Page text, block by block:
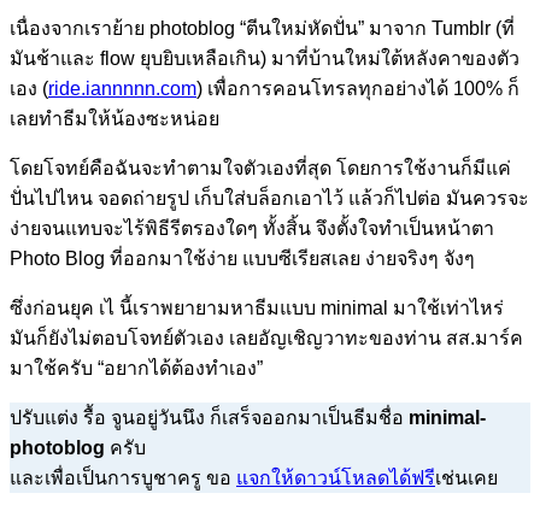
เนื่องจากเราย้าย photoblog “ตีนใหม่หัดปั่น” มาจาก Tumblr (ที่
มันช้าและ flow ยุบยิบเหลือเกิน) มาที่บ้านใหม่ใต้หลังคาของตัว
เอง (ride.iannnnn.com) เพื่อการคอนโทรลทุกอย่างได้ 100% ก็
เลยทำธีมให้น้องซะหน่อย
โดยโจทย์คือฉันจะทำตามใจตัวเองที่สุด โดยการใช้งานก็มีแค่
ปั่นไปไหน จอดถ่ายรูป เก็บใส่บล็อกเอาไว้ แล้วก็ไปต่อ มันควรจะ
ง่ายจนแทบจะไร้พิธีรีตรองใดๆ ทั้งสิ้น จึงตั้งใจทำเป็นหน้าตา
Photo Blog ที่ออกมาใช้ง่าย แบบซีเรียสเลย ง่ายจริงๆ จังๆ
ซึ่งก่อนยุค เไ นี้เราพยายามหาธีมแบบ minimal มาใช้เท่าไหร่
มันก็ยังไม่ตอบโจทย์ตัวเอง เลยอัญเชิญวาทะของท่าน สส.มาร์ค
มาใช้ครับ “อยากได้ต้องทำเอง”
ปรับแต่ง รื้อ จูนอยู่วันนึง ก็เสร็จออกมาเป็นธีมชื่อ minimal-
photoblog ครับ
และเพื่อเป็นการบูชาครู ขอ แจกให้ดาวน์โหลดได้ฟรีเช่นเคย